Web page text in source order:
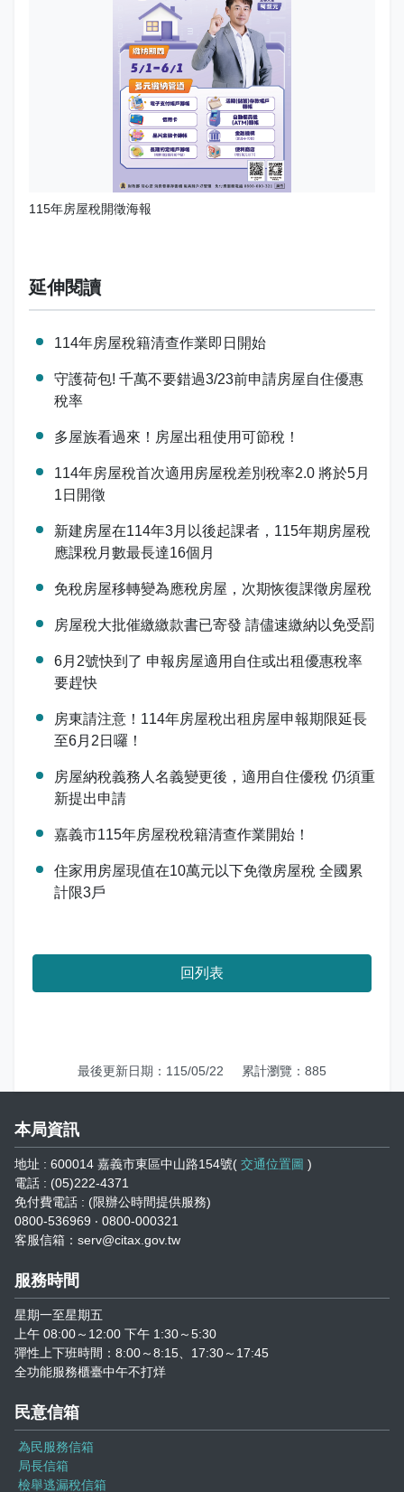
115年房屋稅開徵海報
延伸閱讀
114年房屋稅籍清查作業即日開始
守護荷包! 千萬不要錯過3/23前申請房屋自住優惠
稅率
多屋族看過來！房屋出租使用可節稅！
114年房屋稅首次適用房屋稅差別稅率2.0 將於5月
1日開徵
新建房屋在114年3月以後起課者，115年期房屋稅
應課稅月數最長達16個月
免稅房屋移轉變為應稅房屋，次期恢復課徵房屋稅
房屋稅大批催繳繳款書已寄發 請儘速繳納以免受罰
6月2號快到了 申報房屋適用自住或出租優惠稅率
要趕快
房東請注意！114年房屋稅出租房屋申報期限延長
至6月2日囉！
房屋納稅義務人名義變更後，適用自住優稅 仍須重
新提出申請
嘉義市115年房屋稅稅籍清查作業開始！
住家用房屋現值在10萬元以下免徵房屋稅 全國累
計限3戶
回列表
最後更新日期：115/05/22 累計瀏覽：885
本局資訊
地址 : 600014 嘉義市東區中山路154號( 交通位置圖 )
電話 : (05)222-4371
免付費電話 : (限辦公時間提供服務)
0800-536969 ‧ 0800-000321
客服信箱：serv@citax.gov.tw
服務時間
星期一至星期五
上午 08:00～12:00 下午 1:30～5:30
彈性上下班時間：8:00～8:15、17:30～17:45
全功能服務櫃臺中午不打烊
民意信箱
為民服務信箱
局長信箱
檢舉逃漏稅信箱